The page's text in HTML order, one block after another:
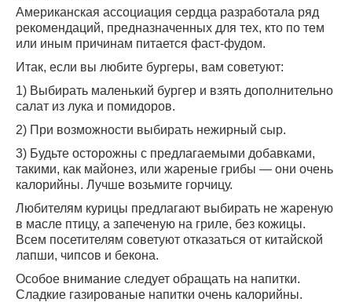
Американская ассоциация сердца разработала ряд
рекомендаций, предназначенных для тех, кто по тем
или иным причинам питается фаст-фудом.
Итак, если вы любите бургеры, вам советуют:
1) Выбирать маленький бургер и взять дополнительно
салат из лука и помидоров.
2) При возможности выбирать нежирный сыр.
3) Будьте осторожны с предлагаемыми добавками,
такими, как майонез, или жареные грибы — они очень
калорийны. Лучше возьмите горчицу.
Любителям курицы предлагают выбирать не жареную
в масле птицу, а запеченую на гриле, без кожицы.
Всем посетителям советуют отказаться от китайской
лапши, чипсов и бекона.
Особое внимание следует обращать на напитки.
Сладкие газированые напитки очень калорийны.